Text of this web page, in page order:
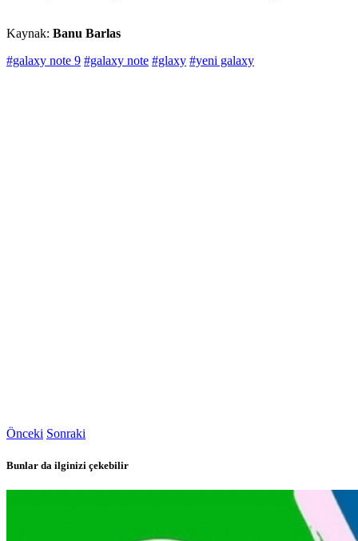
Kaynak: Banu Barlas
#galaxy note 9 #galaxy note #glaxy #yeni galaxy
Önceki Sonraki
Bunlar da ilginizi çekebilir